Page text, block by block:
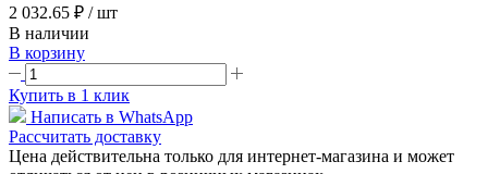
2 032.65 ₽ / шт
В наличии
В корзину
Купить в 1 клик
Написать в WhatsApp
Рассчитать доставку
Цена действительна только для интернет-магазина и может